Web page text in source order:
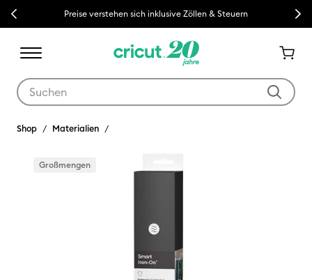
Previous Preise verstehen sich inklusive Zöllen & Steuern Next
Shop Materialien
Großmengen